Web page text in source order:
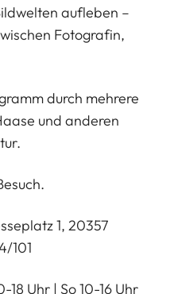
aufleben –
Fotografin,
durch mehrere
und anderen
1, 20357
101
18 Uhr | So 10-16 Uhr